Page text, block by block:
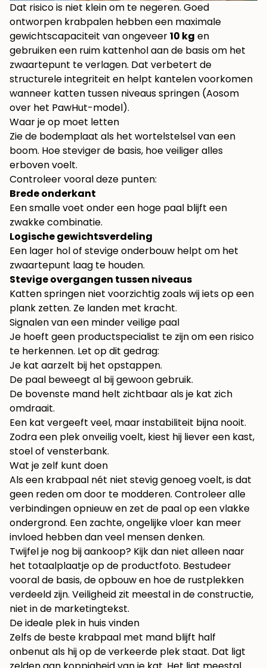
Dat risico is niet klein om te negeren. Goed
ontworpen krabpalen hebben een maximale
gewichtscapaciteit van ongeveer10 kg en
gebruiken een ruim kattenhol aan de basis om het
zwaartepunt te verlagen. Dat verbetert de
structurele integriteit en helpt kantelen voorkomen
wanneer katten tussen niveaus springen (Aosom
over het PawHut-model).
Waar je op moet letten
Zie de bodemplaat als het wortelstelsel van een
boom. Hoe steviger de basis, hoe veiliger alles
erboven voelt.
Controleer vooral deze punten:
Brede onderkant
Een smalle voet onder een hoge paal blijft een
zwakke combinatie.
Logische gewichtsverdeling
Een lager hol of stevige onderbouw helpt om het
zwaartepunt laag te houden.
Stevige overgangen tussen niveaus
Katten springen niet voorzichtig zoals wij iets op een
plank zetten. Ze landen met kracht.
Signalen van een minder veilige paal
Je hoeft geen productspecialist te zijn om een risico
te herkennen. Let op dit gedrag:
Je kat aarzelt bij het opstappen.
De paal beweegt al bij gewoon gebruik.
De bovenste mand helt zichtbaar als je kat zich
omdraait.
Een kat vergeeft veel, maar instabiliteit bijna nooit.
Zodra een plek onveilig voelt, kiest hij liever een kast,
stoel of vensterbank.
Wat je zelf kunt doen
Als een krabpaal nét niet stevig genoeg voelt, is dat
geen reden om door te modderen. Controleer alle
verbindingen opnieuw en zet de paal op een vlakke
ondergrond. Een zachte, ongelijke vloer kan meer
invloed hebben dan veel mensen denken.
Twijfel je nog bij aankoop? Kijk dan niet alleen naar
het totaalplaatje op de productfoto. Bestudeer
vooral de basis, de opbouw en hoe de rustplekken
verdeeld zijn. Veiligheid zit meestal in de constructie,
niet in de marketingtekst.
De ideale plek in huis vinden
Zelfs de beste krabpaal met mand blijft half
onbenut als hij op de verkeerde plek staat. Dat ligt